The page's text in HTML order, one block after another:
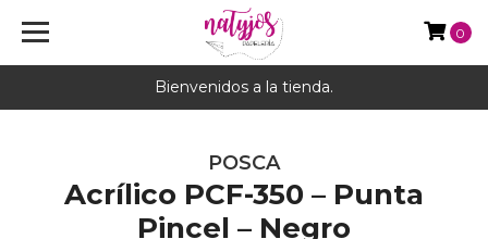
Bienvenidos a la tienda.
0
POSCA
Acrílico PCF-350 – Punta
Pincel – Negro